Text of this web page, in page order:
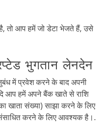
है, तो आप हमें जो डेटा भेजते हैं, उसे
भुगतान लेनदेन
में प्रवेश करने के बाद अपनी
आप हमें अपने बैंक खाते से राशि
खाता संख्या) साझा करने के लिए
संसाधित करने के लिए आवश्यक है।.